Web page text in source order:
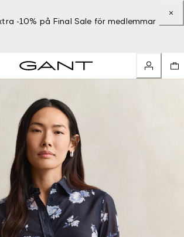
-10% på Final Sale för medlemmar